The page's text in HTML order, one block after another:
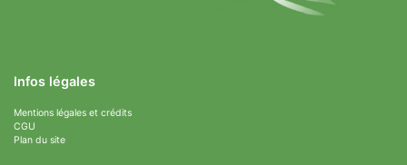
Infos légales
Mentions légales et crédits
CGU
Plan du site